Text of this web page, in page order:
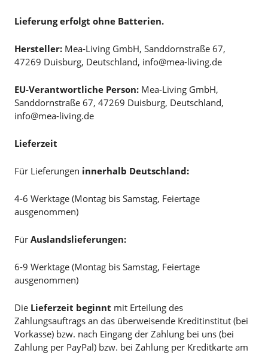
Lieferung erfolgt ohne Batterien.
Hersteller: Mea-Living GmbH, Sanddornstraße 67,
47269 Duisburg, Deutschland, info@mea-living.de
EU-Verantwortliche Person: Mea-Living GmbH,
Sanddornstraße 67, 47269 Duisburg, Deutschland,
info@mea-living.de
Lieferzeit
Für Lieferungen innerhalb Deutschland:
4-6 Werktage (Montag bis Samstag, Feiertage
ausgenommen)
Für Auslandslieferungen:
6-9 Werktage (Montag bis Samstag, Feiertage
ausgenommen)
Die Lieferzeit beginnt mit Erteilung des
Zahlungsauftrags an das überweisende Kreditinstitut (bei
Vorkasse) bzw. nach Eingang der Zahlung bei uns (bei
Zahlung per PayPal) bzw. bei Zahlung per Kreditkarte am